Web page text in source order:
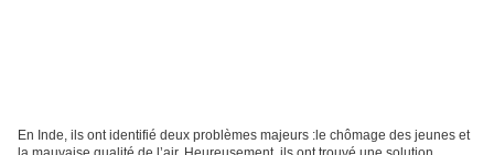
En Inde, ils ont identifié deux problèmes majeurs :le chômage des jeunes et